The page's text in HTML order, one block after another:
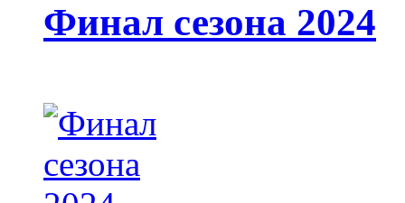
Финал сезона 2024